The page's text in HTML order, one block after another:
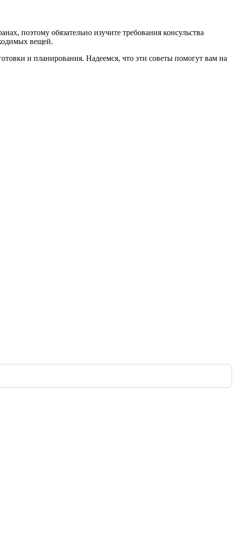
поэтому обязательно изучите требования консульства
вещей.
и планирования. Надеемся, что эти советы помогут вам на